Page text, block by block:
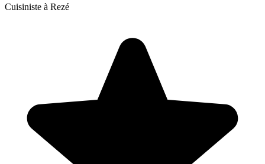
Cuisiniste à Rezé